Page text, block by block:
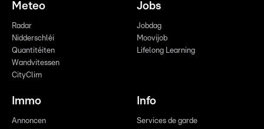
Meteo
Radar
Nidderschléi
Quantitéiten
Wandvitessen
CityClim
Jobs
Jobdag
Moovijob
Lifelong Learning
Immo
Annoncen
Info
Services de garde